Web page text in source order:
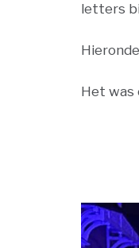
letters
Het was